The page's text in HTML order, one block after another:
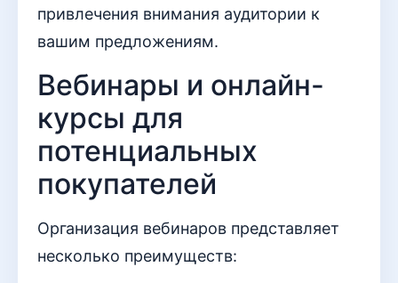
привлечения внимания аудитории к
вашим предложениям.
Вебинары и онлайн-
курсы для
потенциальных
покупателей
Организация вебинаров представляет
несколько преимуществ: